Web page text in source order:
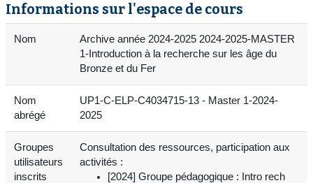
Informations sur l'espace de cours
Nom
Archive année 2024-2025 2024-2025-MASTER
1-Introduction à la recherche sur les âge du
Bronze et du Fer
Nom
abrégé
UP1-C-ELP-C4034715-13 - Master 1-2024-
2025
Groupes
utilisateurs
inscrits
Consultation des ressources, participation aux
activités :
[2024] Groupe pédagogique : Intro rech